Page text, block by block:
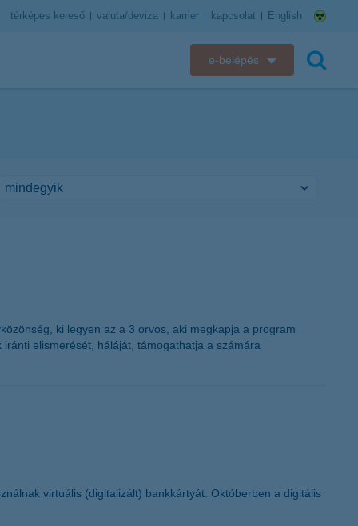
térképes kereső valuta/deviza karrier kapcsolat English
e-belépés
K&H e-kártyafelület
ki legyen az a 3 orvos, aki megkapja a program
elismerését, háláját, támogathatja a számára
virtuális (digitalizált) bankkártyát. Októberben a digitális